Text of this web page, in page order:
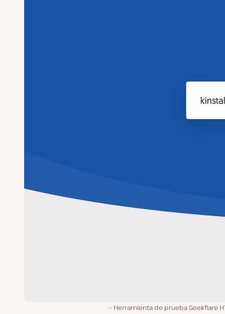
Herramienta de prueba Geekflare